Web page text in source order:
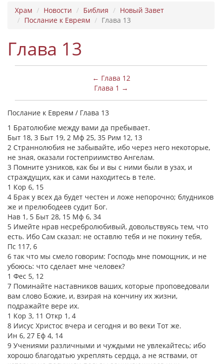
Храм Новости Библия
Новый Завет
Послание к Евреям
Глава 13
Глава 13
← Глава 12
Глава 1 →
Послание к Евреям / Глава 13
1 Братолюбие между вами да пребывает.
Быт 18, 3 Быт 19, 2 Мф 25, 35 Рим 12, 13
2 Страннолюбия не забывайте, ибо через него некоторые,
не зная, оказали гостеприимство Ангелам.
3 Помните узников, как бы и вы с ними были в узах, и
страждущих, как и сами находитесь в теле.
1 Кор 6, 15
4 Брак у всех да будет честен и ложе непорочно; блудников
же и прелюбодеев судит Бог.
Нав 1, 5 Быт 28, 15 Мф 6, 34
5 Имейте нрав несребролюбивый, довольствуясь тем, что
есть. Ибо Сам сказал: не оставлю тебя и не покину тебя,
Пс 117, 6
6 так что мы смело говорим: Господь мне помощник, и не
убоюсь: что сделает мне человек?
1 Фес 5, 12
7 Поминайте наставников ваших, которые проповедовали
вам слово Божие, и, взирая на кончину их жизни,
подражайте вере их.
1 Кор 3, 11 Откр 1, 4
8 Иисус Христос вчера и сегодня и во веки Тот же.
Ин 6, 27 Еф 4, 14
9 Учениями различными и чуждыми не увлекайтесь; ибо
хорошо благодатью укреплять сердца, а не яствами, от